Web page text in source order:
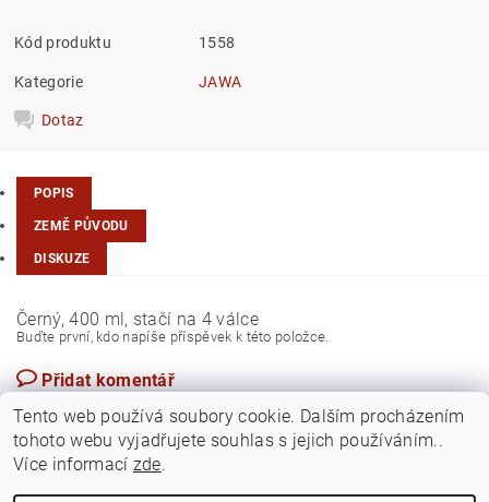
Kód produktu 1558
Kategorie JAWA
Dotaz
POPIS
ZEMĚ PŮVODU
DISKUZE
Černý, 400 ml, stačí na 4 válce
Buďte první, kdo napíše příspěvek k této položce.
Přidat komentář
Tento web používá soubory cookie. Dalším procházením
tohoto webu vyjadřujete souhlas s jejich používáním..
Více informací zde.